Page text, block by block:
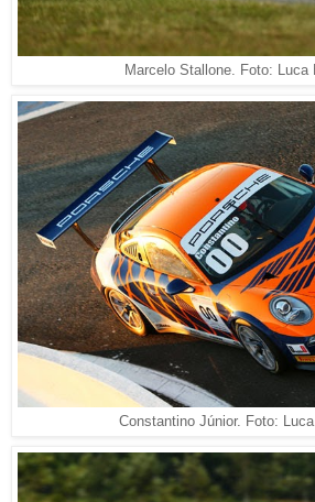
Marcelo Stallone. Foto: Luca
Constantino Júnior. Foto: